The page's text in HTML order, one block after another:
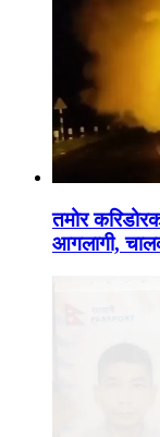
तमोर
आगलागी,